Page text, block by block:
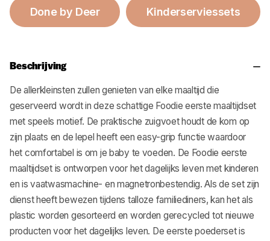
Done by Deer Kinderserviessets
Beschrijving
De allerkleinsten zullen genieten van elke maaltijd die
geserveerd wordt in deze schattige Foodie eerste maaltijdset
met speels motief. De praktische zuigvoet houdt de kom op
zijn plaats en de lepel heeft een easy-grip functie waardoor
het comfortabel is om je baby te voeden. De Foodie eerste
maaltijdset is ontworpen voor het dagelijks leven met kinderen
en is vaatwasmachine- en magnetronbestendig. Als de set zijn
dienst heeft bewezen tijdens talloze familiediners, kan het als
plastic worden gesorteerd en worden gerecycled tot nieuwe
producten voor het dagelijks leven. De eerste poederset is